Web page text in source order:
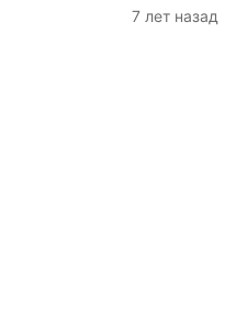
7 лет назад